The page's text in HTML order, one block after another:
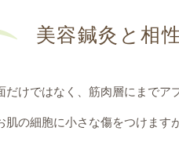
美容鍼灸と相
けではなく、筋肉層にまでア
肌の細胞に小さな傷をつけま